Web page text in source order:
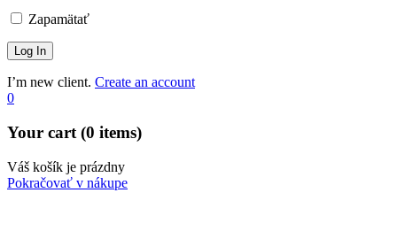
Zapamätať
I’m new client. Create an account
0
Your cart (0 items)
Váš košík je prázdny
Pokračovať v nákupe